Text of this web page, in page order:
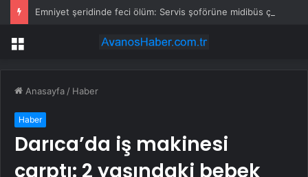
Menü
Anasayfa / Haber
Haber
Darıca’da iş makinesi
çarptı: 2 yaşındaki bebek